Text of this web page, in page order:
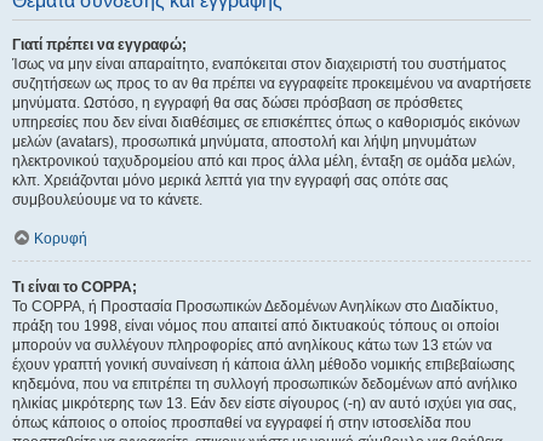
Γιατί πρέπει να εγγραφώ;
Ίσως να μην είναι απαραίτητο, εναπόκειται στον διαχειριστή του συστήματος
συζητήσεων ως προς το αν θα πρέπει να εγγραφείτε προκειμένου να αναρτήσετε
μηνύματα. Ωστόσο, η εγγραφή θα σας δώσει πρόσβαση σε πρόσθετες
υπηρεσίες που δεν είναι διαθέσιμες σε επισκέπτες όπως ο καθορισμός εικόνων
μελών (avatars), προσωπικά μηνύματα, αποστολή και λήψη μηνυμάτων
ηλεκτρονικού ταχυδρομείου από και προς άλλα μέλη, ένταξη σε ομάδα μελών,
κλπ. Χρειάζονται μόνο μερικά λεπτά για την εγγραφή σας οπότε σας
συμβουλεύουμε να το κάνετε.
Κορυφή
Τι είναι το COPPA;
Το COPPA, ή Προστασία Προσωπικών Δεδομένων Ανηλίκων στο Διαδίκτυο,
πράξη του 1998, είναι νόμος που απαιτεί από δικτυακούς τόπους οι οποίοι
μπορούν να συλλέγουν πληροφορίες από ανηλίκους κάτω των 13 ετών να
έχουν γραπτή γονική συναίνεση ή κάποια άλλη μέθοδο νομικής επιβεβαίωσης
κηδεμόνα, που να επιτρέπει τη συλλογή προσωπικών δεδομένων από ανήλικο
ηλικίας μικρότερης των 13. Εάν δεν είστε σίγουρος (-η) αν αυτό ισχύει για σας,
όπως κάποιος ο οποίος προσπαθεί να εγγραφεί ή στην ιστοσελίδα που